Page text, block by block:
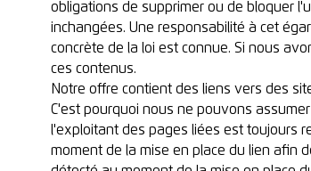
obligations de supprimer ou de bloquer
inchangées. Une responsabilité à cet
concrète de la loi est connue. Si nous
ces contenus.
Notre offre contient des liens vers des
C'est pourquoi nous ne pouvons
l'exploitant des pages liées est toujours
moment de la mise en place du lien afin